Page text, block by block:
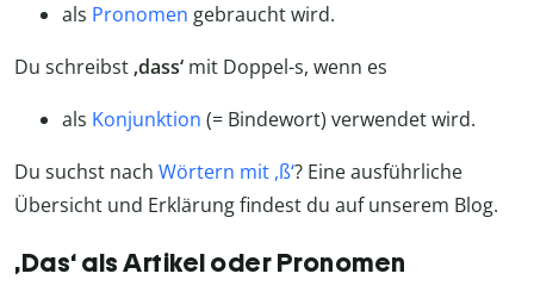
als Pronomen gebraucht wird.
Du schreibst‚dass‘ mit Doppel-s, wenn es
als Konjunktion (= Bindewort) verwendet wird.
Du suchst nach Wörtern mit ,ß‘? Eine ausführliche
Übersicht und Erklärung findest du auf unserem Blog.
‚Das‘ als Artikel oder Pronomen